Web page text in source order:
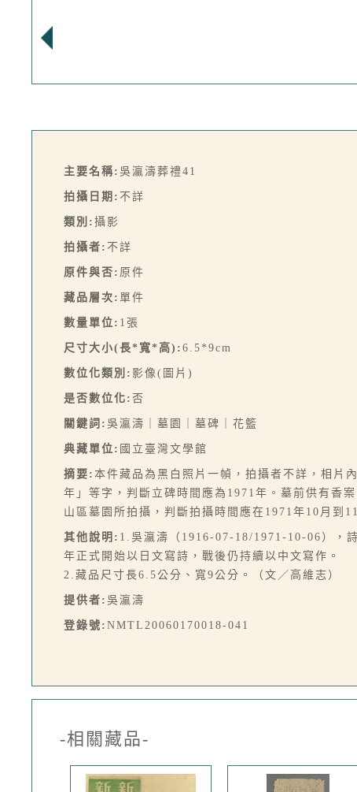
主要名稱: 吳瀛濤葬禮41
拍攝日期: 不詳
類別: 攝影
拍攝者: 不詳
原件與否: 原件
藏品層次: 單件
數量單位: 1張
尺寸大小(長*寬*高): 6.5*9cm
數位化類別: 影像(圖片)
是否數位化: 否
關鍵詞: 吳瀛濤｜墓園｜墓碑｜花籃
典藏單位: 國立臺灣文學館
摘要: 本件藏品為黑白照片一幀，拍攝者不詳，相片
年」等字，判斷立碑時間應為1971年。墓前供有香
山區墓園所拍攝，判斷拍攝時間應在1971年10月到
其他說明: 1.吳瀛濤（1916-07-18/1971-10-06），
年正式開始以日文寫詩，戰後仍持續以中文寫作。
2.藏品尺寸長6.5公分、寬9公分。（文／高維志）
提供者: 吳瀛濤
登錄號: NMTL20060170018-041
-相關藏品-